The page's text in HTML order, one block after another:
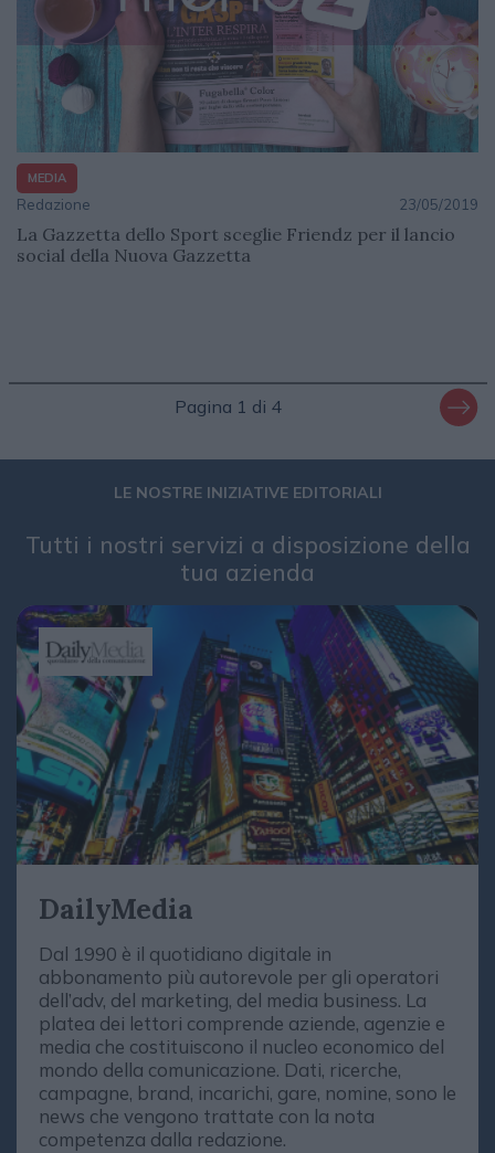
MEDIA
Redazione 23/05/2019
La Gazzetta dello Sport sceglie Friendz per il lancio
social della Nuova Gazzetta
Pagina 1 di 4
LE NOSTRE INIZIATIVE EDITORIALI
Tutti i nostri servizi a disposizione della
tua azienda
DailyMedia
Dal 1990 è il quotidiano digitale in
abbonamento più autorevole per gli operatori
dell’adv, del marketing, del media business. La
platea dei lettori comprende aziende, agenzie e
media che costituiscono il nucleo economico del
mondo della comunicazione. Dati, ricerche,
campagne, brand, incarichi, gare, nomine, sono le
news che vengono trattate con la nota
competenza dalla redazione.